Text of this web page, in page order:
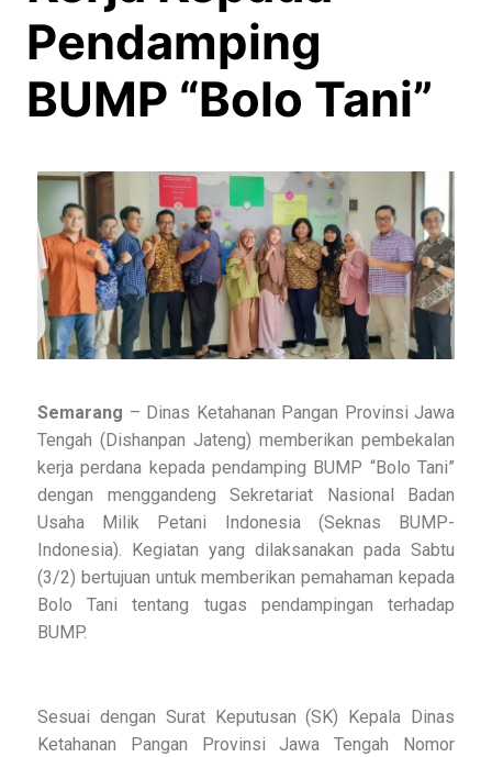
Pendamping
BUMP “Bolo Tani”
Semarang – Dinas Ketahanan Pangan Provinsi Jawa
Tengah (Dishanpan Jateng) memberikan pembekalan
kerja perdana kepada pendamping BUMP “Bolo Tani”
dengan menggandeng Sekretariat Nasional Badan
Usaha Milik Petani Indonesia (Seknas BUMP-
Indonesia). Kegiatan yang dilaksanakan pada Sabtu
(3/2) bertujuan untuk memberikan pemahaman kepada
Bolo Tani tentang tugas pendampingan terhadap
BUMP.
Sesuai dengan Surat Keputusan (SK) Kepala Dinas
Ketahanan Pangan Provinsi Jawa Tengah Nomor